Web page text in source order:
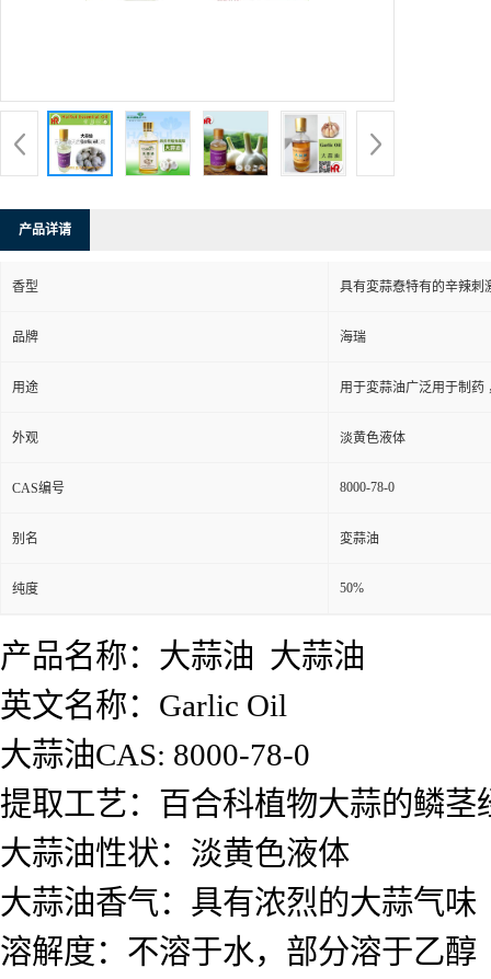
产品详请
香型 具有変蒜憃特有的辛辣刺
品牌 海瑞
用途 用于変蒜油广泛用于制药
外观 淡黄色液体
CAS编号 8000-78-0
别名 変蒜油
纯度 50%
产品名称：大蒜油 大蒜油
英文名称：Garlic Oil
大蒜油CAS: 8000-78-0
提取工艺： 百合科植物大蒜的鳞茎
大蒜油性状： 淡黄色液体
大蒜油香气：具有浓烈的大蒜气味
溶解度： 不溶于水，部分溶于乙醇